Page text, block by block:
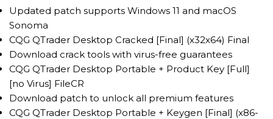
Updated patch supports Windows 11 and macOS
Sonoma
CQG QTrader Desktop Cracked [Final] (x32x64) Final
Download crack tools with virus-free guarantees
CQG QTrader Desktop Portable + Product Key [Full]
[no Virus] FileCR
Download patch to unlock all premium features
CQG QTrader Desktop Portable + Keygen [Final] (x86-